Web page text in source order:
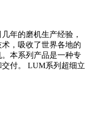
年的磨机生产经验，
，吸收了世界各地的
本系列产品是一种专
付。 LUM系列超细立